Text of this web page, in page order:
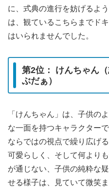
に、式典の進行を妨げるよ
は、観ているこちらまでド
はいられませんでした。
第2位： けんちゃん
ぶだぁ）
「けんちゃん」は、子供の
な一面を持つキャラクター
ならではの視点で繰り広げ
可愛らしく、そして何より
が通じない、子供の純粋な
せる様子は、見ていて微笑